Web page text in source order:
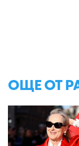
ОЩЕ ОТ